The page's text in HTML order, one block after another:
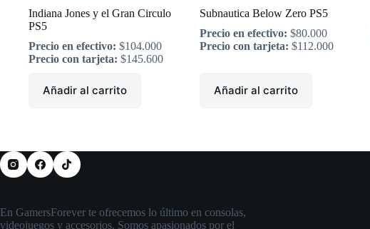
Indiana Jones y el Gran Circulo
PS5
Precio en efectivo: $104.000
Precio con tarjeta: $145.600
Añadir al carrito
Subnautica Below Zero PS5
Precio en efectivo: $80.000
Precio con tarjeta: $112.000
Añadir al carrito
En GamersForever te ofrecemos lo último en consolas,
videojuegos y accesorios. Somos apasionados por el